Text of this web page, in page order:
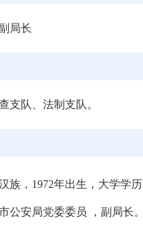
局长
支队、法制支队。
族，1972年出生，大学学
公安局党委委员 ，副局长。